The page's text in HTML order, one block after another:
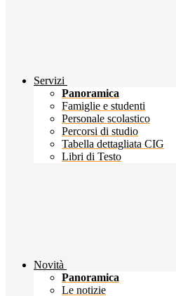
Servizi
Panoramica
Famiglie e studenti
Personale scolastico
Percorsi di studio
Tabella dettagliata CIG
Libri di Testo
Novità
Panoramica
Le notizie